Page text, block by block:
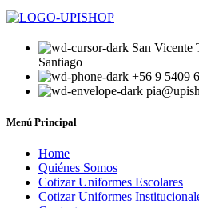
San Vicente
Santiago
+56 9 5409
Menú Principal
Home
Quiénes Somos
Cotizar Uniformes Escolares
Cotizar Uniformes